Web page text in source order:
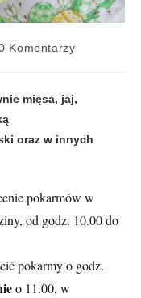
Komentarzy
mięsa, jaj,
oraz w innych
pokarmów w
od godz. 10.00 do
pokarmy o godz.
o 11.00, w